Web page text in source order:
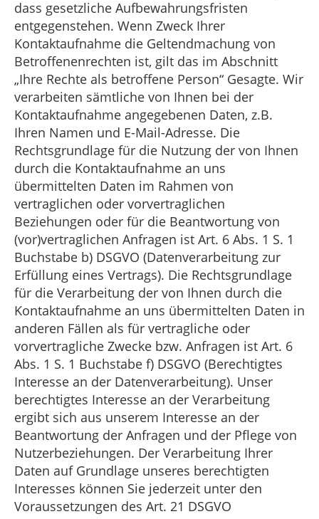
dass gesetzliche Aufbewahrungsfristen
entgegenstehen. Wenn Zweck Ihrer
Kontaktaufnahme die Geltendmachung von
Betroffenenrechten ist, gilt das im Abschnitt
„Ihre Rechte als betroffene Person“ Gesagte. Wir
verarbeiten sämtliche von Ihnen bei der
Kontaktaufnahme angegebenen Daten, z.B.
Ihren Namen und E-Mail-Adresse. Die
Rechtsgrundlage für die Nutzung der von Ihnen
durch die Kontaktaufnahme an uns
übermittelten Daten im Rahmen von
vertraglichen oder vorvertraglichen
Beziehungen oder für die Beantwortung von
(vor)vertraglichen Anfragen ist Art. 6 Abs. 1 S. 1
Buchstabe b) DSGVO (Datenverarbeitung zur
Erfüllung eines Vertrags). Die Rechtsgrundlage
für die Verarbeitung der von Ihnen durch die
Kontaktaufnahme an uns übermittelten Daten in
anderen Fällen als für vertragliche oder
vorvertragliche Zwecke bzw. Anfragen ist Art. 6
Abs. 1 S. 1 Buchstabe f) DSGVO (Berechtigtes
Interesse an der Datenverarbeitung). Unser
berechtigtes Interesse an der Verarbeitung
ergibt sich aus unserem Interesse an der
Beantwortung der Anfragen und der Pflege von
Nutzerbeziehungen. Der Verarbeitung Ihrer
Daten auf Grundlage unseres berechtigten
Interesses können Sie jederzeit unter den
Voraussetzungen des Art. 21 DSGVO